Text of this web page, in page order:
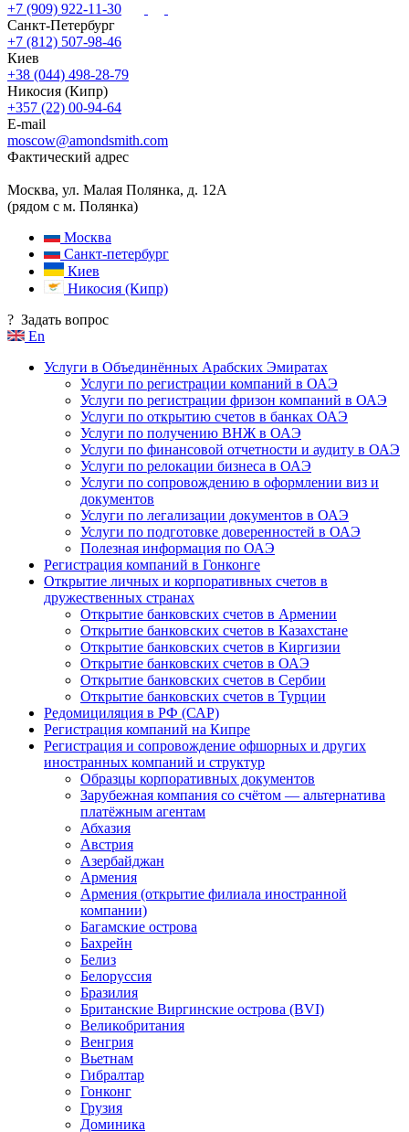
+7 (909) 922-11-30
Санкт-Петербург
+7 (812) 507-98-46
Киев
+38 (044) 498-28-79
Никосия (Кипр)
+357 (22) 00-94-64
E-mail
moscow@amondsmith.com
Фактический адрес
Москва, ул. Малая Полянка, д. 12А
(рядом с м. Полянка)
Москва
Санкт-петербург
Киев
Никосия (Кипр)
? Задать вопрос
En
Услуги в Объединённых Арабских Эмиратах
Услуги по регистрации компаний в ОАЭ
Услуги по регистрации фризон компаний в ОАЭ
Услуги по открытию счетов в банках ОАЭ
Услуги по получению ВНЖ в ОАЭ
Услуги по финансовой отчетности и аудиту в ОАЭ
Услуги по релокации бизнеса в ОАЭ
Услуги по сопровождению в оформлении виз и
документов
Услуги по легализации документов в ОАЭ
Услуги по подготовке доверенностей в ОАЭ
Полезная информация по ОАЭ
Регистрация компаний в Гонконге
Открытие личных и корпоративных счетов в
дружественных странах
Открытие банковских счетов в Армении
Открытие банковских счетов в Казахстане
Открытие банковских счетов в Киргизии
Открытие банковских счетов в ОАЭ
Открытие банковских счетов в Сербии
Открытие банковских счетов в Турции
Редомициляция в РФ (САР)
Регистрация компаний на Кипре
Регистрация и сопровождение офшорных и других
иностранных компаний и структур
Образцы корпоративных документов
Зарубежная компания со счётом — альтернатива
платёжным агентам
Абхазия
Австрия
Азербайджан
Армения
Армения (открытие филиала иностранной
компании)
Багамские острова
Бахрейн
Белиз
Белоруссия
Бразилия
Британские Виргинские острова (BVI)
Великобритания
Венгрия
Вьетнам
Гибралтар
Гонконг
Грузия
Доминика